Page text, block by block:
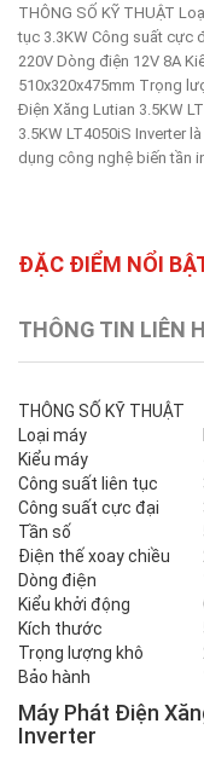
THÔNG SỐ KỸ THUẬT
tục 3.3KW Công suất cực
220V Dòng điện 12V 8A
510x320x475mm Trọng
Điện Xăng Lutian 3.5KW
3.5KW LT4050iS Inverter
dụng công nghệ biến tần
ĐẶC ĐIỂM NỔI
THÔNG TIN LIÊN
THÔNG SỐ KỸ THUẬT
Loại máy
Kiểu máy
Công suất liên tục
Công suất cực đại
Tần số
Điện thế xoay chiều
Dòng điện
Kiểu khởi động
Kích thước
Trọng lượng khô
Bảo hành
Máy Phát Điện
Inverter